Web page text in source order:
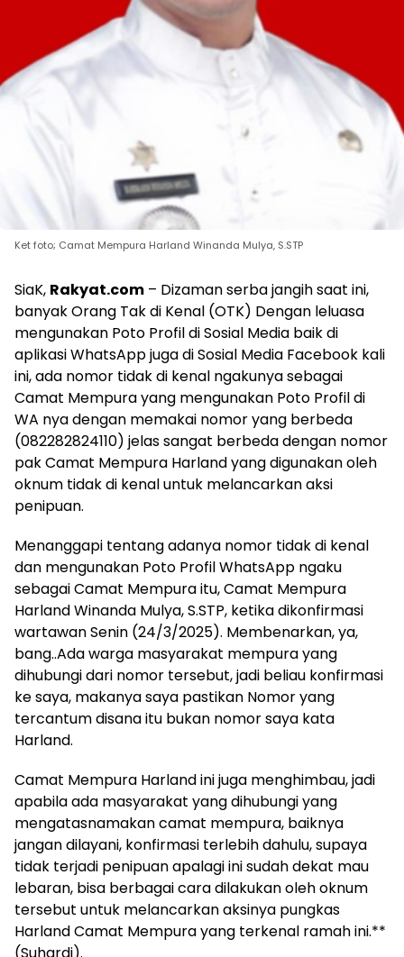
Ket foto; Camat Mempura Harland Winanda Mulya, S.STP
SiaK, Rakyat.com – Dizaman serba jangih saat ini,
banyak Orang Tak di Kenal (OTK) Dengan leluasa
mengunakan Poto Profil di Sosial Media baik di
aplikasi WhatsApp juga di Sosial Media Facebook kali
ini, ada nomor tidak di kenal ngakunya sebagai
Camat Mempura yang mengunakan Poto Profil di
WA nya dengan memakai nomor yang berbeda
(082282824110) jelas sangat berbeda dengan nomor
pak Camat Mempura Harland yang digunakan oleh
oknum tidak di kenal untuk melancarkan aksi
penipuan.
Menanggapi tentang adanya nomor tidak di kenal
dan mengunakan Poto Profil WhatsApp ngaku
sebagai Camat Mempura itu, Camat Mempura
Harland Winanda Mulya, S.STP, ketika dikonfirmasi
wartawan Senin (24/3/2025). Membenarkan, ya,
bang..Ada warga masyarakat mempura yang
dihubungi dari nomor tersebut, jadi beliau konfirmasi
ke saya, makanya saya pastikan Nomor yang
tercantum disana itu bukan nomor saya kata
Harland.
Camat Mempura Harland ini juga menghimbau, jadi
apabila ada masyarakat yang dihubungi yang
mengatasnamakan camat mempura, baiknya
jangan dilayani, konfirmasi terlebih dahulu, supaya
tidak terjadi penipuan apalagi ini sudah dekat mau
lebaran, bisa berbagai cara dilakukan oleh oknum
tersebut untuk melancarkan aksinya pungkas
Harland Camat Mempura yang terkenal ramah ini.**